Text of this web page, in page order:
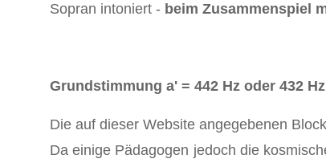
Sopran intoniert - beim Zusammenspiel
Grundstimmung a' = 442 Hz oder 432 Hz
Die auf dieser Website angegebenen
Da einige Pädagogen jedoch die